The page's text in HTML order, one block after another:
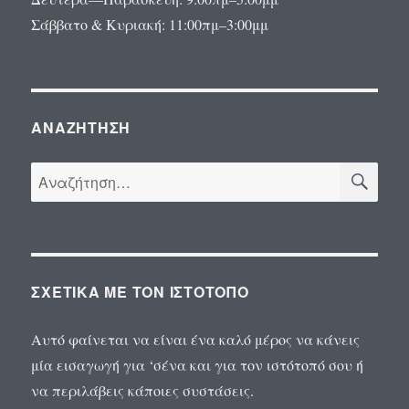
Σάββατο & Κυριακή: 11:00πμ–3:00μμ
ΑΝΑΖΉΤΗΣΗ
Αναζήτηση
για:
ΣΧΕΤΙΚΆ ΜΕ ΤΟΝ ΙΣΤΌΤΟΠΟ
Αυτό φαίνεται να είναι ένα καλό μέρος να κάνεις
μία εισαγωγή για ‘σένα και για τον ιστότοπό σου ή
να περιλάβεις κάποιες συστάσεις.